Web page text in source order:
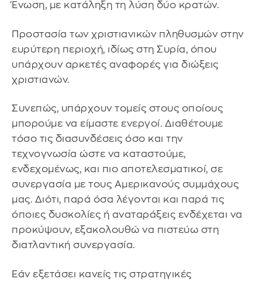
Ένωση, με κατάληξη τη λύση δύο κρατών.
Προστασία των χριστιανικών πληθυσμών στην
ευρύτερη περιοχή, ιδίως στη Συρία, όπου
υπάρχουν αρκετές αναφορές για διώξεις
χριστιανών.
Συνεπώς, υπάρχουν τομείς στους οποίους
μπορούμε να είμαστε ενεργοί. Διαθέτουμε
τόσο τις διασυνδέσεις όσο και την
τεχνογνωσία ώστε να καταστούμε,
ενδεχομένως, και πιο αποτελεσματικοί, σε
συνεργασία με τους Αμερικανούς συμμάχους
μας. Διότι, παρά όσα λέγονται και παρά τις
όποιες δυσκολίες ή αναταράξεις ενδέχεται να
προκύψουν, εξακολουθώ να πιστεύω στη
διατλαντική συνεργασία.
Εάν εξετάσει κανείς τις στρατηγικές